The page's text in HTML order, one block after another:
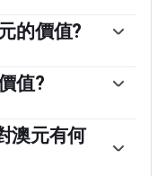
的價值?
隨著跨境資本管製
適度的高通脹往往
場所的全球投資
澳大利亞就是澳元。
值?
於安全和增長的經
。更多的資本流入增
製造業和服務業
澳元有何